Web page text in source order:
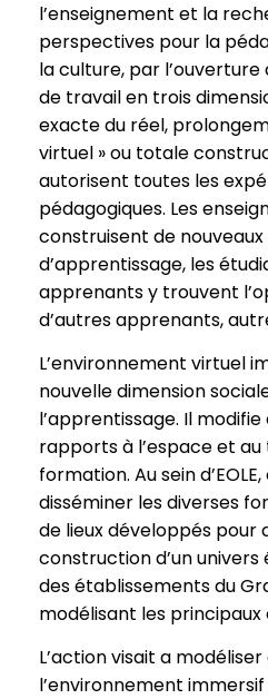
l’enseignement et la
perspectives pour la
la culture, par
de travail en trois
exacte du réel,
virtuel » ou totale
autorisent toutes les
pédagogiques. Les
construisent de
d’apprentissage, les
apprenants y trouvent
d’autres apprenants,
L’environnement virtuel
nouvelle dimension
l’apprentissage. Il
rapports à l’espace et
formation. Au sein
disséminer les diverses
de lieux développés pour
construction d’un univers
des établissements du
modélisant les principaux
L’action visait a
l’environnement immersif